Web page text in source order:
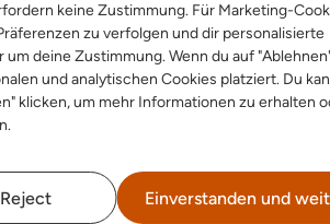
keine Zustimmung. Für Marketing-
zu verfolgen und dir personalisierte
deine Zustimmung. Wenn du auf
und analytischen Cookies platziert. Du
klicken, um mehr Informationen zu erhalten
Reject Einverstanden und